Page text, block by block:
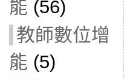
能 (56)
教師數位增
能 (5)